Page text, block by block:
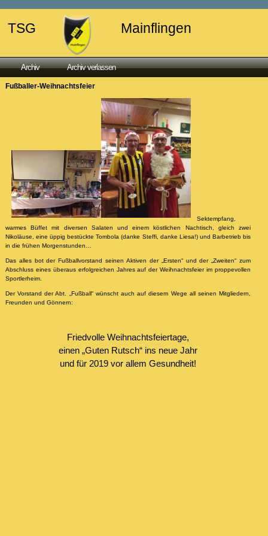
TSG Mainflingen
Archiv Archiv verlassen
Fußballer-Weihnachtsfeier
Sektempfang,
warmes Büffet mit diversen Salaten und einem köstlichen Nachtisch, gleich zwei
Nikoläuse, eine üppig bestückte Tombola (danke Steffi, danke Liesa!) und Barbetrieb bis
in die frühen Morgenstunden…
Das alles bot der Fußballvorstand seinen Aktiven der „Ersten“ und der „Zweiten“ zum
Abschluss eines überaus erfolgreichen Jahres auf der Weihnachtsfeier im proppevollen
Sportlerheim.
Der Vorstand der Abt. „Fußball“ wünscht auch auf diesem Wege all seinen Mitgliedern,
Freunden und Gönnern:
Friedvolle Weihnachtsfeiertage,
einen „Guten Rutsch“ ins neue Jahr
und für 2019 vor allem Gesundheit!